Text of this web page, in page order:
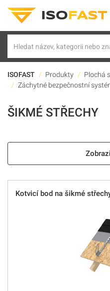
ISOFAST Produkty
Plochá
Záchytné bezpečnostní
ŠIKMÉ STŘECHY
Kotvicí bod na šikmé